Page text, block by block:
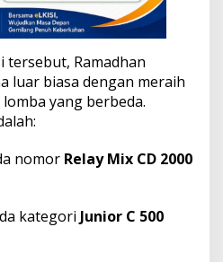
tersebut, Ramadhan
luar biasa dengan meraih
yang berbeda.
nomor Relay Mix CD 2000
kategori Junior C 500